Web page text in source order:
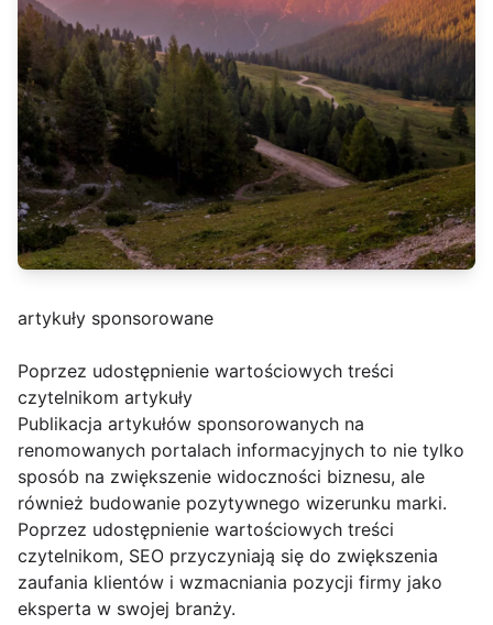
artykuły sponsorowane
Poprzez udostępnienie wartościowych treści
czytelnikom artykuły
Publikacja artykułów sponsorowanych na
renomowanych portalach informacyjnych to nie tylko
sposób na zwiększenie widoczności biznesu, ale
również budowanie pozytywnego wizerunku marki.
Poprzez udostępnienie wartościowych treści
czytelnikom, SEO przyczyniają się do zwiększenia
zaufania klientów i wzmacniania pozycji firmy jako
eksperta w swojej branży.